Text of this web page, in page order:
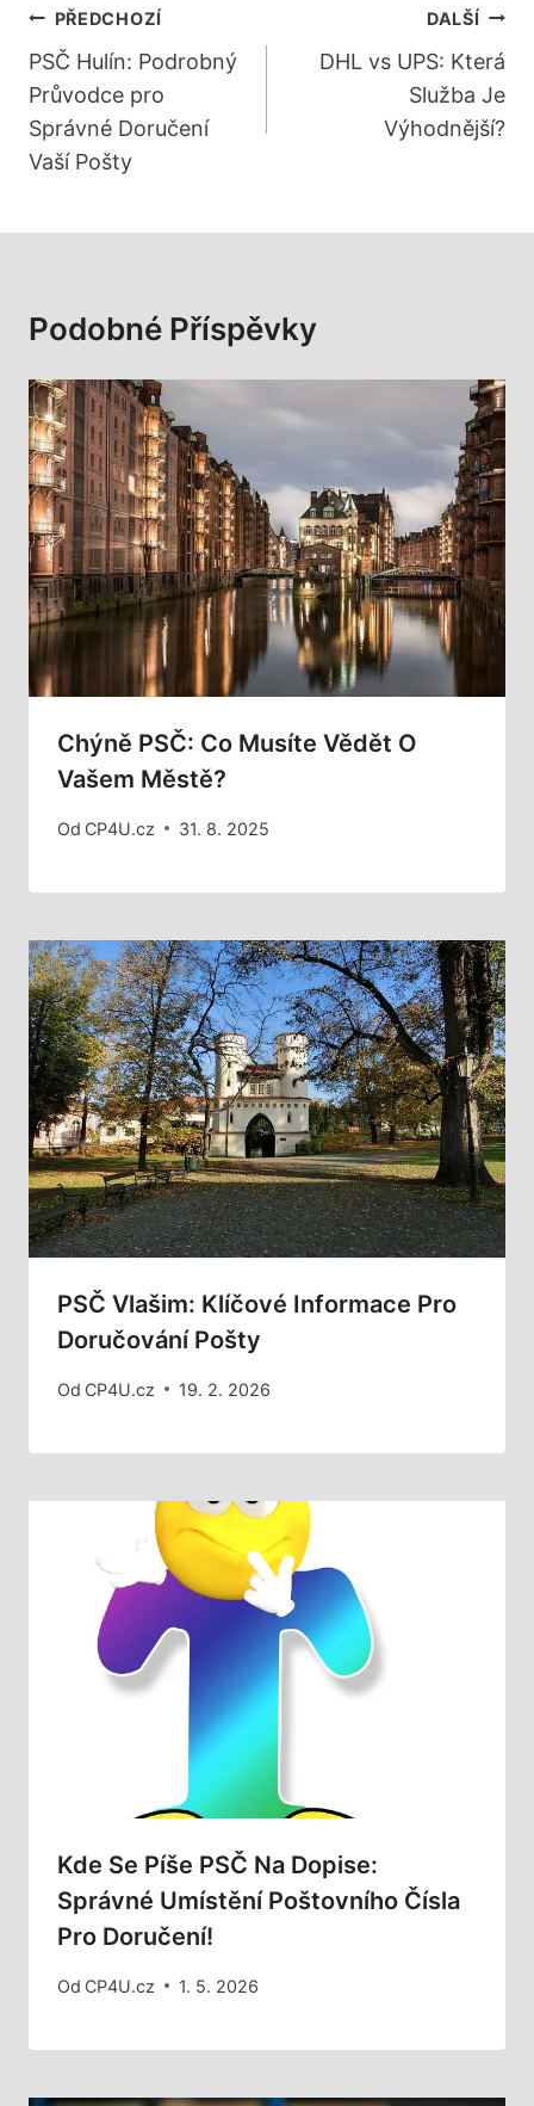
Navigace
Pro
Příspěvek
PŘEDCHOZÍ
PSČ Hulín: Podrobný
Průvodce pro
Správné Doručení
Vaší Pošty
DALŠÍ
DHL vs UPS: Která
Služba Je
Výhodnější?
Podobné Příspěvky
Chýně PSČ: Co Musíte Vědět O
Vašem Městě?
Od CP4U.cz 31. 8. 2025
PSČ Vlašim: Klíčové Informace Pro
Doručování Pošty
Od CP4U.cz 19. 2. 2026
Kde Se Píše PSČ Na Dopise:
Správné Umístění Poštovního Čísla
Pro Doručení!
Od CP4U.cz 1. 5. 2026